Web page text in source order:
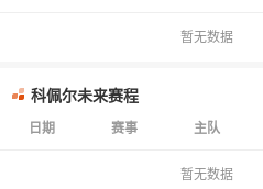
暂无数据
科佩尔未来赛程
日期 赛事 主队
暂无数据